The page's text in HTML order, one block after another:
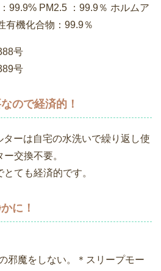
99.9% PM2.5 ：99.9％ ホルムア
有機化合物：99.9％
号
号
ので経済的！
ーは自宅の水洗いで繰り返し使
交換不要。
ても経済的です。
に！
邪魔をしない。＊スリープモー